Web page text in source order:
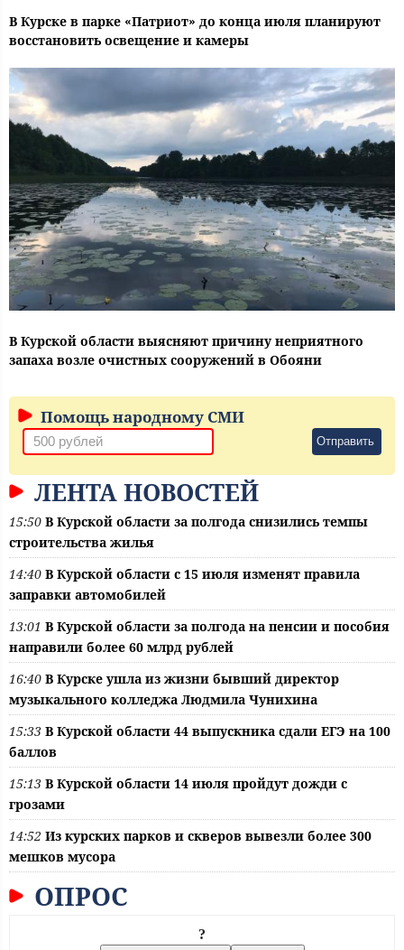
В Курске в парке «Патриот» до конца июля планируют
восстановить освещение и камеры
В Курской области выясняют причину неприятного
запаха возле очистных сооружений в Обояни
Помощь народному СМИ
Отправить
ЛЕНТА НОВОСТЕЙ
15:50 В Курской области за полгода снизились темпы
строительства жилья
14:40 В Курской области с 15 июля изменят правила
заправки автомобилей
13:01 В Курской области за полгода на пенсии и пособия
направили более 60 млрд рублей
16:40 В Курске ушла из жизни бывший директор
музыкального колледжа Людмила Чунихина
15:33 В Курской области 44 выпускника сдали ЕГЭ на 100
баллов
15:13 В Курской области 14 июля пройдут дожди с
грозами
14:52 Из курских парков и скверов вывезли более 300
мешков мусора
ОПРОС
?